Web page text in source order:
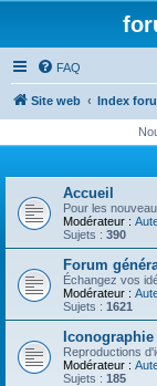
FAQ
Site web Index
Accueil
Pour les
Modérateur :
Sujets : 390
Forum
Échangez vos
Modérateur :
Sujets : 1621
Iconographie
Reproductions
Modérateur :
Sujets : 185